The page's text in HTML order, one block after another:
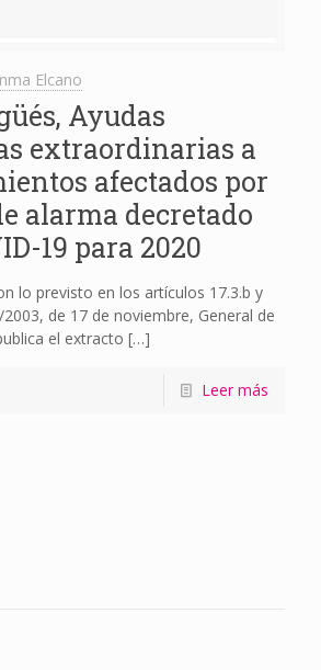
Elcano
Ayudas
extraordinarias a
afectados por
alarma decretado
19 para 2020
lo previsto en los artículos 17.3.b y
de 17 de noviembre, General de
el extracto […]
Leer más